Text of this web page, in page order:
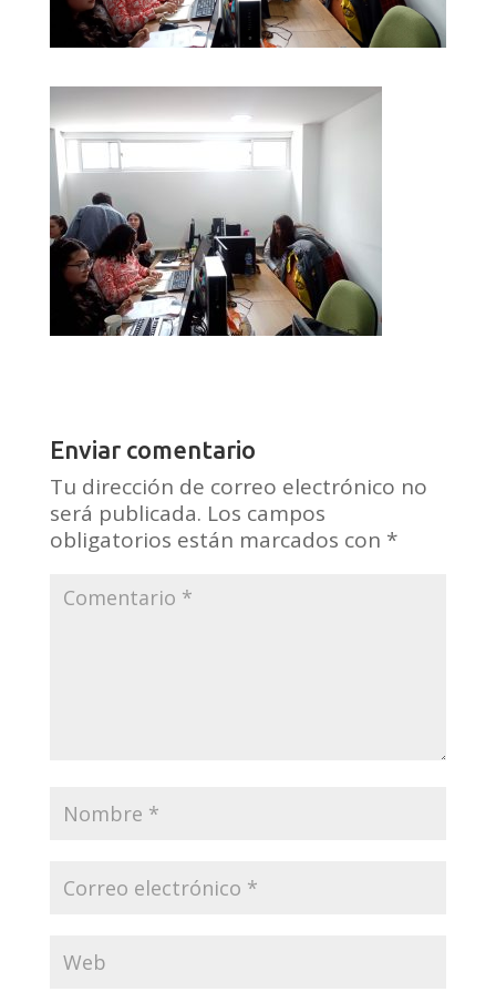
Enviar comentario
Tu dirección de correo electrónico no
será publicada. Los campos
obligatorios están marcados con *